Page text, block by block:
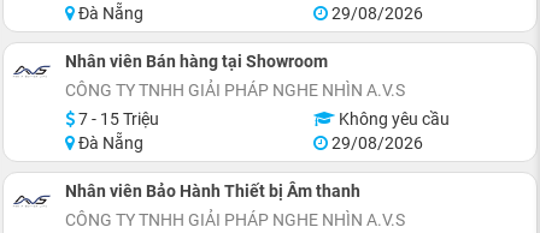
Đà Nẵng
29/08/2026
Nhân viên Bán hàng tại Showroom
CÔNG TY TNHH GIẢI PHÁP NGHE NHÌN A.V.S
7 - 15 Triệu
Không yêu cầu
Đà Nẵng
29/08/2026
Nhân viên Bảo Hành Thiết bị Âm thanh
CÔNG TY TNHH GIẢI PHÁP NGHE NHÌN A.V.S